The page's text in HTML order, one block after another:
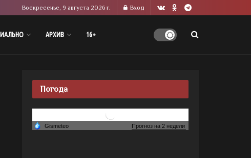
Воскресенье, 9 августа 2026 г. Вход
АРХИВ 16+
Погода